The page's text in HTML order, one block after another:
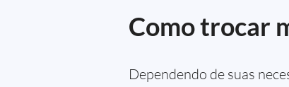
Como trocar
Dependendo de suas